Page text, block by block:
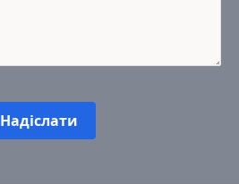
Надіслати